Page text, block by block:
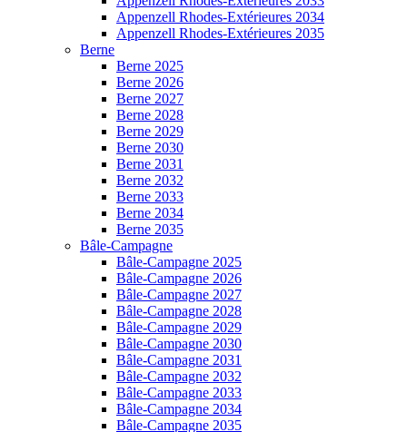
Appenzell Rhodes-Extérieures 2034
Appenzell Rhodes-Extérieures 2035
Berne
Berne 2025
Berne 2026
Berne 2027
Berne 2028
Berne 2029
Berne 2030
Berne 2031
Berne 2032
Berne 2033
Berne 2034
Berne 2035
Bâle-Campagne
Bâle-Campagne 2025
Bâle-Campagne 2026
Bâle-Campagne 2027
Bâle-Campagne 2028
Bâle-Campagne 2029
Bâle-Campagne 2030
Bâle-Campagne 2031
Bâle-Campagne 2032
Bâle-Campagne 2033
Bâle-Campagne 2034
Bâle-Campagne 2035